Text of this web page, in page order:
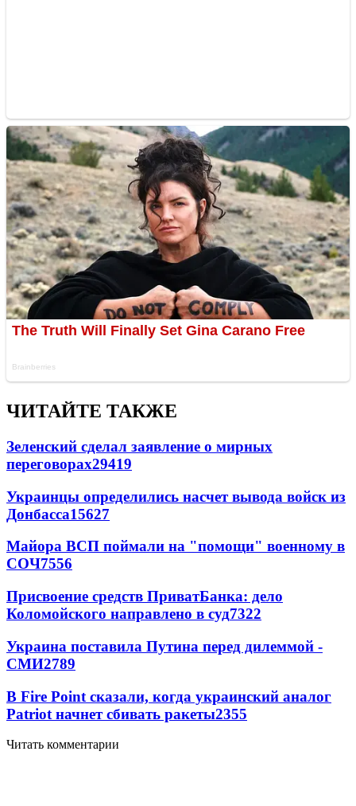
ЧИТАЙТЕ ТАКЖЕ
Зеленский сделал заявление о мирных
переговорах29419
Украинцы определились насчет вывода войск из
Донбасса15627
Майора ВСП поймали на "помощи" военному в
СОЧ7556
Присвоение средств ПриватБанка: дело
Коломойского направлено в суд7322
Украина поставила Путина перед дилеммой -
СМИ2789
В Fire Point сказали, когда украинский аналог
Patriot начнет сбивать ракеты2355
Читать комментарии